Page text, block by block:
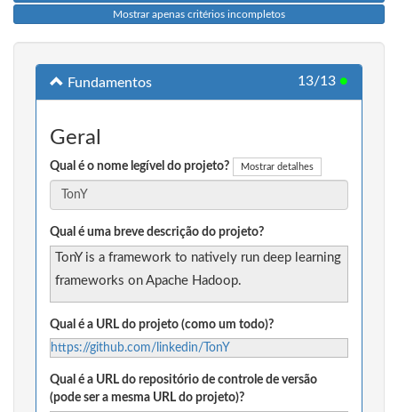
Mostrar apenas critérios incompletos
Fundamentos 13/13 ●
Geral
Qual é o nome legível do projeto? Mostrar detalhes
Qual é uma breve descrição do projeto?
TonY is a framework to natively run deep learning
frameworks on Apache Hadoop.
Qual é a URL do projeto (como um todo)?
https://github.com/linkedin/TonY
Qual é a URL do repositório de controle de versão
(pode ser a mesma URL do projeto)?